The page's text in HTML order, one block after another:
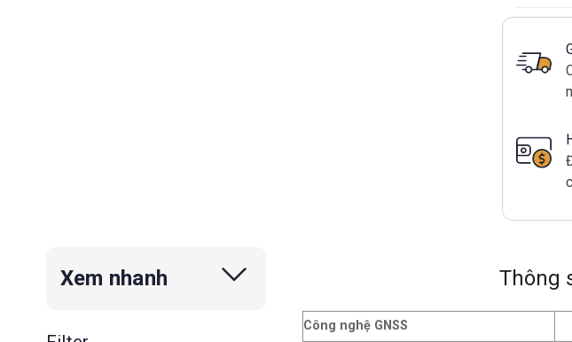
Xem nhanh Thông
Công nghệ GNSS